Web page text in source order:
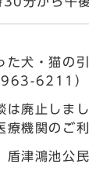
た犬・猫の
6211）
は廃止しま
療機関のご利
盾津鴻池公